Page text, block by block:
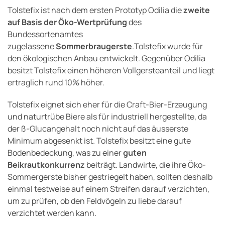
Tolstefix ist nach dem ersten Prototyp Odilia diezweite
auf Basis der Öko-Wertprüfungdes
Bundessortenamtes
zugelasseneSommerbraugerste.Tolstefix wurde für
den ökologischen Anbau entwickelt. Gegenüber Odilia
besitzt Tolstefix einen höheren Vollgersteanteil und liegt
ertraglich rund 10% höher.
Tolstefix eignet sich eher für die Craft-Bier-Erzeugung
und naturtrübe Biere als für industriell hergestellte, da
der ß-Glucangehalt noch nicht auf das äusserste
Minimum abgesenkt ist. Tolstefix besitzt eine gute
Bodenbedeckung, was zu einerguten
Beikrautkonkurrenz beiträgt. Landwirte, die ihre Öko-
Sommergerste bisher gestriegelt haben, sollten deshalb
einmal testweise auf einem Streifen darauf verzichten,
um zu prüfen, ob den Feldvögeln zu liebe darauf
verzichtet werden kann.